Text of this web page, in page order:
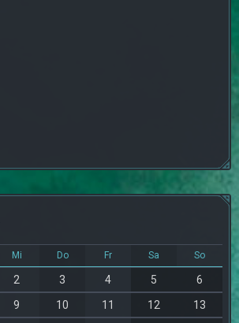
Mi Do Fr Sa So
2 3 4 5
6
9 10 11 12
13